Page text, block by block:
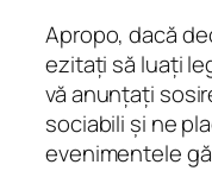
Apropo, dacă
ezitați să luați
vă anunțați
sociabili și ne
evenimentele